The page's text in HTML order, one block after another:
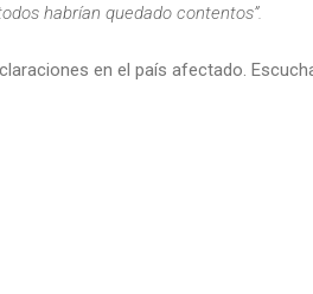
habrían quedado contentos”.
en el país afectado.